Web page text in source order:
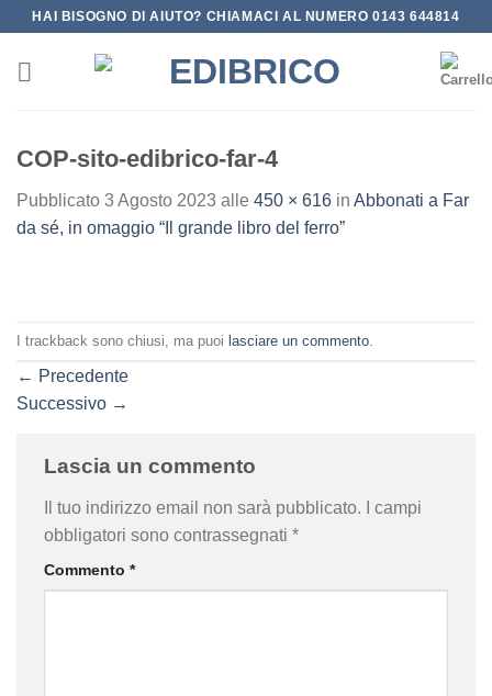
Salta
contenuti
HAI BISOGNO DI AIUTO? CHIAMACI AL NUMERO 0143 644814
COP-sito-edibrico-far-4
Pubblicato 3 Agosto 2023 alle 450 × 616 in Abbonati a Far
da sé, in omaggio “Il grande libro del ferro”
I trackback sono chiusi, ma puoi lasciare un commento
← Precedente
Successivo →
Lascia un commento
Il tuo indirizzo email non sarà pubblicato.
I campi
obbligatori sono contrassegnati *
Commento *